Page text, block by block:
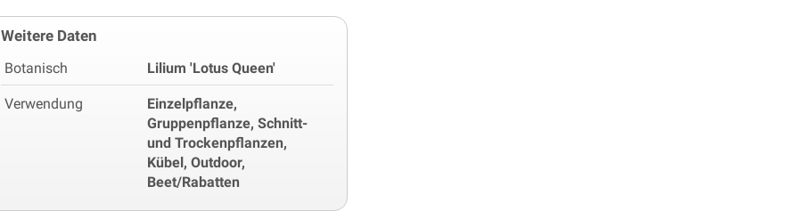
Weitere Daten
Botanisch Lilium 'Lotus Queen'
Verwendung
Einzelpflanze,
Gruppenpflanze, Schnitt-
und Trockenpflanzen,
Kübel, Outdoor,
Beet/Rabatten